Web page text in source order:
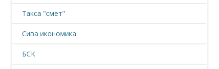
Такса "смет"
Сива икономика
БСК